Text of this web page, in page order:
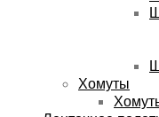
Хомуты